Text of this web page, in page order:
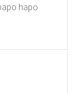
hapo